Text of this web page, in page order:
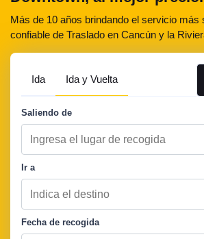
Más de 10 años brindando el servicio más
confiable de Traslado en Cancún y la
Ida Ida y Vuelta
Saliendo de
Ir a
Fecha de recogida